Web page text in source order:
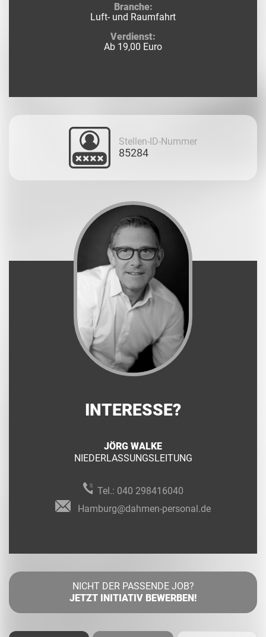
Branche:
Luft- und Raumfahrt
Verdienst:
Ab 19,00 Euro
Stellen-ID-Nummer
85284
INTERESSE?
JÖRG WALKE
NIEDERLASSUNGSLEITUNG
Tel.: 040 298416040
Hamburg@dahmen-personal.de
NICHT DER PASSENDE JOB?
JETZT INITIATIV BEWERBEN!